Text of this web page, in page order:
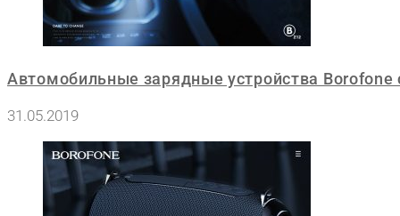
Автомобильные зарядные устройства Borofone
31.05.2019